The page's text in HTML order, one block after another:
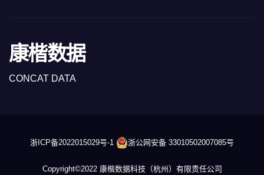
康楷数据
CONCAT DATA
浙ICP备2022015029号-1 浙公网安备 33010502007085号
Copyright©2022 康楷数据科技（杭州）有限责任公司